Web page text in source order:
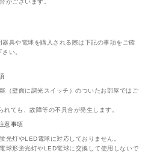
がございます。
器具や電球を購入される際は下記の事項をご確
さい。
（壁面に調光スイッチ）のついたお部屋ではご
ても、故障等の不具合が発生します。
光灯やLED電球に対応しておりません。
球形蛍光灯やLED電球に交換して使用しないで